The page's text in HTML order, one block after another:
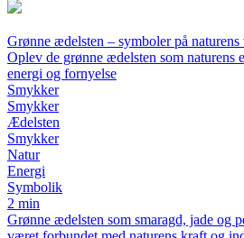
Grønne ædelsten – symboler på
Oplev de grønne ædelsten som naturens
energi og fornyelse
Smykker
Smykker
Ædelsten
Smykker
Natur
Energi
Symbolik
2 min
Grønne ædelsten som smaragd, jade og